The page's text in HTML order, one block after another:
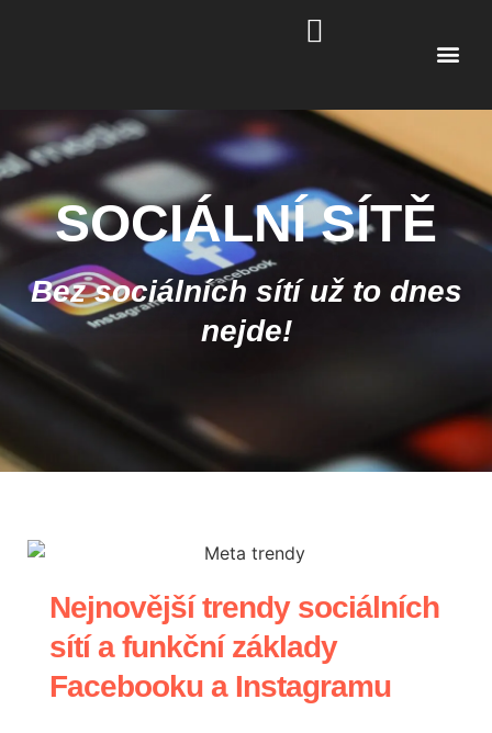
SOCIÁLNÍ SÍTĚ
Bez sociálních sítí už to dnes
nejde!
Nejnovější trendy sociálních
sítí a funkční základy
Facebooku a Instagramu